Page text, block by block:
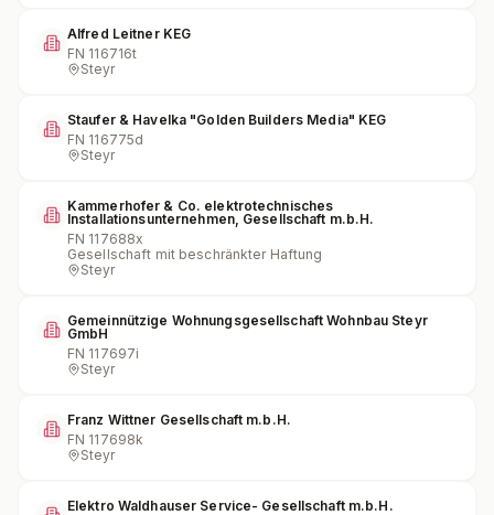
Alfred Leitner KEG
FN 116716t
Steyr
Staufer & Havelka "Golden Builders Media" KEG
FN 116775d
Steyr
Kammerhofer & Co. elektrotechnisches
Installationsunternehmen, Gesellschaft m.b.H.
FN 117688x
Gesellschaft mit beschränkter Haftung
Steyr
Gemeinnützige Wohnungsgesellschaft Wohnbau Steyr
GmbH
FN 117697i
Steyr
Franz Wittner Gesellschaft m.b.H.
FN 117698k
Steyr
Elektro Waldhauser Service- Gesellschaft m.b.H.